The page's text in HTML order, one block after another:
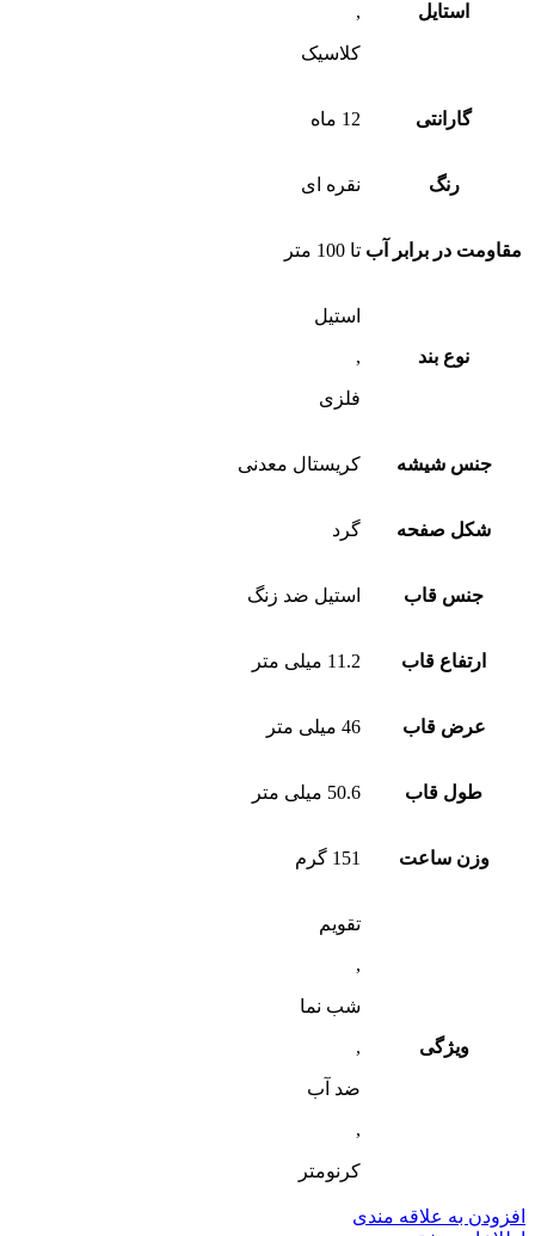
استایل
,
کلاسیک
گارانتی 12 ماه
رنگ نقره ای
مقاومت در برابر آب تا 100 متر
نوع بند
استیل
,
فلزی
جنس شیشه کریستال معدنی
شکل صفحه گرد
جنس قاب استیل ضد زنگ
ارتفاع قاب 11.2 میلی متر
عرض قاب 46 میلی متر
طول قاب 50.6 میلی متر
وزن ساعت 151 گرم
ویژگی
تقویم
,
شب‌ نما
,
ضد آب
,
کرنومتر
افزودن به علاقه مندی